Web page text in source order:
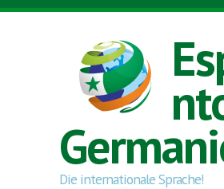
Skip to main content
Die internationale Sprache!